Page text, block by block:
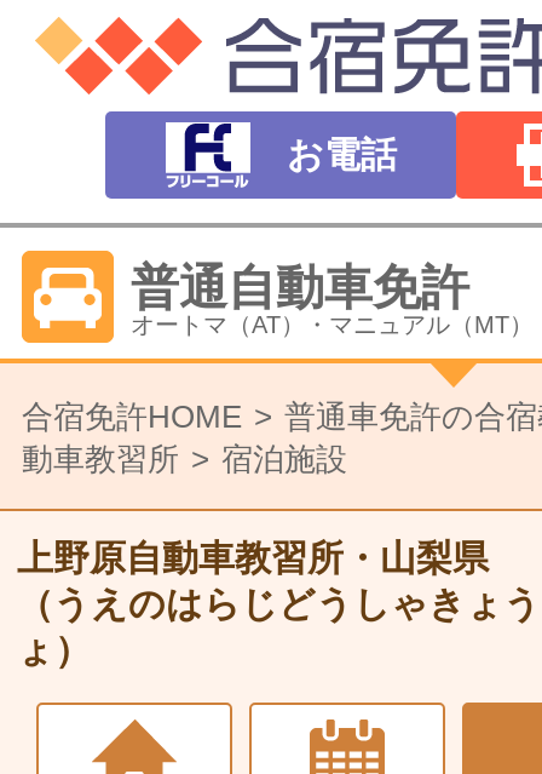
お電話
普通自動車免許
オートマ（AT）・マニュアル（MT）
バイク免許
普通二輪（中型二輪）・大型二輪
大型〜二種免許
中型・大型特殊・けん引・大型二種
普通車+バイク
同時取得
合宿免許HOME
普通車免許の合
動車教習所
宿泊施設
上野原自動車教習所・山梨県
（うえのはらじどうしゃきょ
ょ）